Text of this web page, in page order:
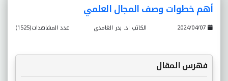
أهم خطوات وصف المجال العلمي
عدد المشاهدات(1525) الكاتب :د. بدر الغامدي
فهرس المقال